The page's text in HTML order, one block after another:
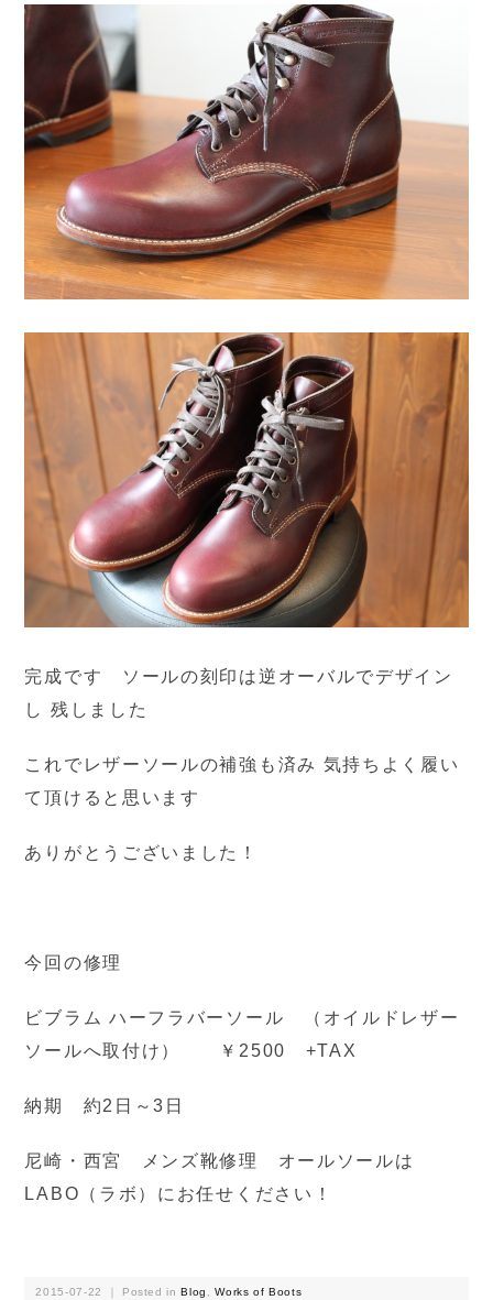
完成です ソールの刻印は逆オーバルでデザイン
し 残しました
これでレザーソールの補強も済み 気持ちよく履い
て頂けると思います
ありがとうございました！
今回の修理
ビブラム ハーフラバーソール （オイルドレザー
ソールへ取付け） ￥2500 +TAX
納期 約2日～3日
尼崎・西宮 メンズ靴修理 オールソールは
LABO（ラボ）にお任せください！
2015-07-22 ｜ Posted inBlog ,Works of Boots